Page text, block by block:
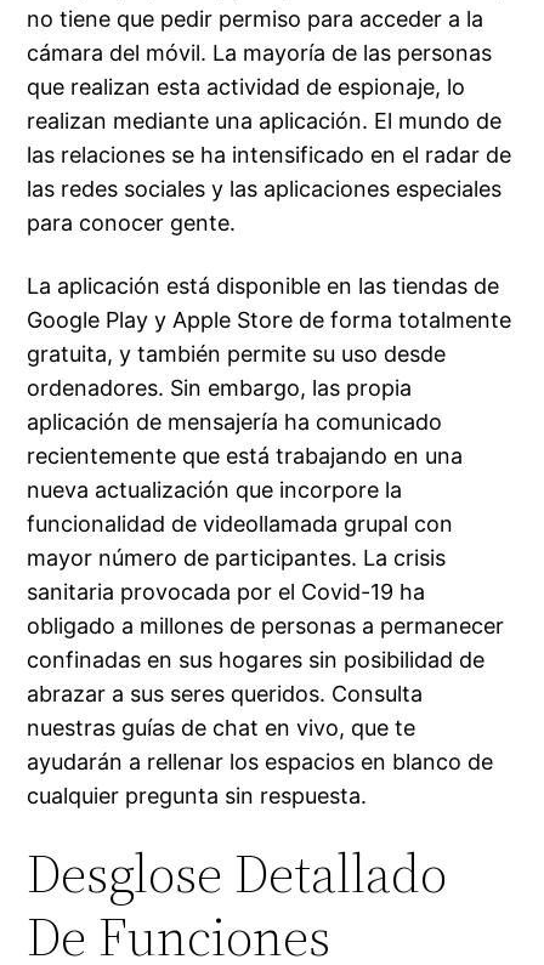
no tiene que pedir permiso para acceder a la
cámara del móvil. La mayoría de las personas
que realizan esta actividad de espionaje, lo
realizan mediante una aplicación. El mundo de
las relaciones se ha intensificado en el radar de
las redes sociales y las aplicaciones especiales
para conocer gente.
La aplicación está disponible en las tiendas de
Google Play y Apple Store de forma totalmente
gratuita, y también permite su uso desde
ordenadores. Sin embargo, las propia
aplicación de mensajería ha comunicado
recientemente que está trabajando en una
nueva actualización que incorpore la
funcionalidad de videollamada grupal con
mayor número de participantes. La crisis
sanitaria provocada por el Covid-19 ha
obligado a millones de personas a permanecer
confinadas en sus hogares sin posibilidad de
abrazar a sus seres queridos. Consulta
nuestras guías de chat en vivo, que te
ayudarán a rellenar los espacios en blanco de
cualquier pregunta sin respuesta.
Desglose Detallado
De Funciones